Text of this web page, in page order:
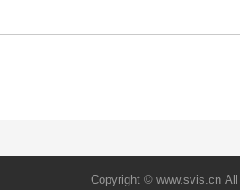
Copyright © www.svis.cn